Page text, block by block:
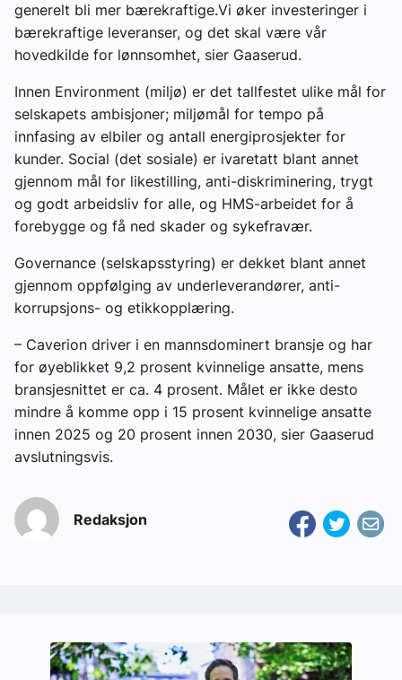
generelt bli mer bærekraftige.Vi øker investeringer i
bærekraftige leveranser, og det skal være vår
hovedkilde for lønnsomhet, sier Gaaserud.
Innen Environment (miljø) er det tallfestet ulike mål for
selskapets ambisjoner; miljømål for tempo på
innfasing av elbiler og antall energiprosjekter for
kunder. Social (det sosiale) er ivaretatt blant annet
gjennom mål for likestilling, anti-diskriminering, trygt
og godt arbeidsliv for alle, og HMS-arbeidet for å
forebygge og få ned skader og sykefravær.
Governance (selskapsstyring) er dekket blant annet
gjennom oppfølging av underleverandører, anti-
korrupsjons- og etikkopplæring.
– Caverion driver i en mannsdominert bransje og har
for øyeblikket 9,2 prosent kvinnelige ansatte, mens
bransjesnittet er ca. 4 prosent. Målet er ikke desto
mindre å komme opp i 15 prosent kvinnelige ansatte
innen 2025 og 20 prosent innen 2030, sier Gaaserud
avslutningsvis.
Redaksjon